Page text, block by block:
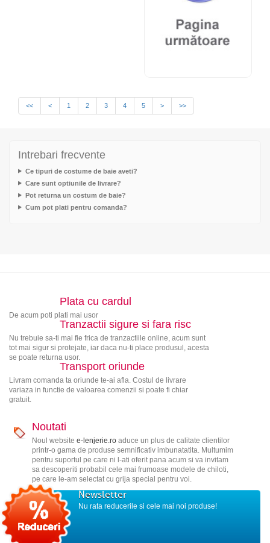
<< < 1 2 3 4 5 > >>
Intrebari frecvente
Ce tipuri de costume de baie aveti?
Care sunt optiunile de livrare?
Pot returna un costum de baie?
Cum pot plati pentru comanda?
Plata cu cardul
De acum poti plati mai usor
Tranzactii sigure si fara risc
Nu trebuie sa-ti mai fie frica de tranzactiile online, acum sunt
tot mai sigur si protejate, iar daca nu-ti place produsul, acesta
se poate returna usor.
Transport oriunde
Livram comanda ta oriunde te-ai afla. Costul de livrare
variaza in functie de valoarea comenzii si poate fi chiar
gratuit.
Noutati
Noul website e-lenjerie.roaduce un plus de calitate clientilor
printr-o gama de produse semnificativ imbunatatita. Multumim
pentru suportul pe care ni l-ati oferit pana acum si va invitam
sa descoperiti probabil cele mai frumoase modele de chiloti,
pe care le-am selectat cu grija special pentru voi.
Newsletter
Nu rata reducerile si cele mai noi produse!